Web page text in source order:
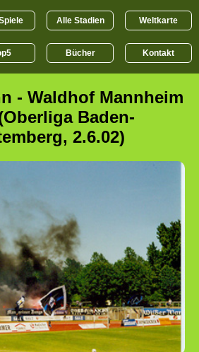
Alle Stadien Weltkarte
Bücher Kontakt
- Waldhof Mannheim
Baden-
2.6.02)